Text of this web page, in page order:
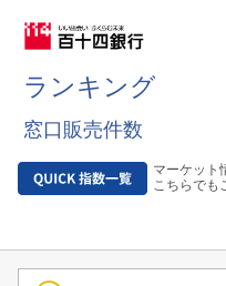
ランキング
窓口販売件数
マーケット
こちらでも